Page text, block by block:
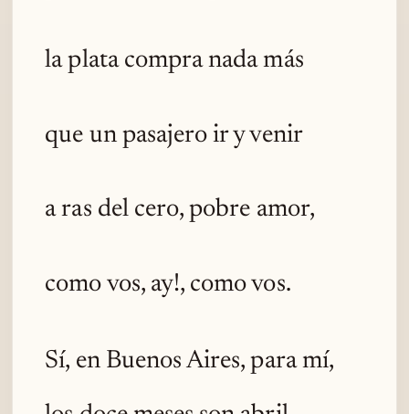
la plata compra nada más
que un pasajero ir y venir
a ras del cero, pobre amor,
como vos, ay!, como vos.
Sí, en Buenos Aires, para mí,